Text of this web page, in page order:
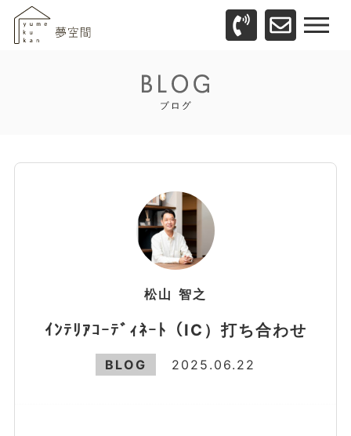
松山 智之
ｲﾝﾃﾘｱｺｰﾃﾞｨﾈｰﾄ（IC）打ち合わせ
BLOG 2025.06.22